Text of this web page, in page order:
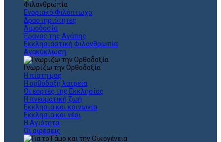
Φιλανθρωπία
Ενοριακό Φιλόπτωχο
Δραστηριότητες
Αιμοδοσία
Έρανος της Αγάπης
Εκκλησιαστική Φιλανθρωπία
Ανακύκλωση
Γνωρίζω την Ορθοδοξία
Η πίστη μας
Η ορθόδοξη λατρεία
Οι εορτές της Εκκλησίας
Η πνευματική ζωή
Εκκλησία και κοινωνία
Εκκλησία και νέοι
Η Αγιότητα
Οι αιρέσεις